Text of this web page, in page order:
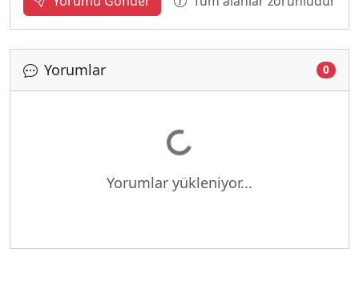
Yorumlar 0
Yükleniyor...
Yorumlar yükleniyor...